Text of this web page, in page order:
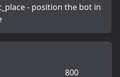
- position the bot in
800